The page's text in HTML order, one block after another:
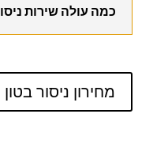
כמה עולה שירות
מחירון ניסור בטון 2026